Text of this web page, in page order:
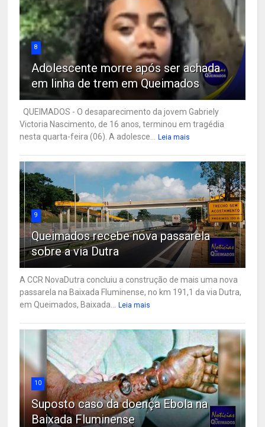
8
Adolescente morre após ser achada
em linha de trem em Queimados
QUEIMADOS - O desaparecimento da jovem Gabriely
Victoria Nascimento, de 16 anos, terminou em tragédia
nesta quarta-feira (06). A adolesce...
Leia mais
9
Queimados recebe nova passarela
sobre a via Dutra
A CCR NovaDutra concluiu a construção de mais uma nova
passarela na Baixada Fluminense, no km 191,1 da via Dutra,
em Queimados, Baixada...
Leia mais
10
Suposto caso da doença Ebola na
Baixada Fluminense